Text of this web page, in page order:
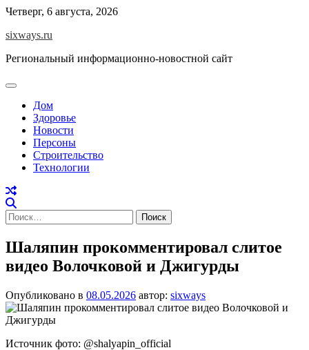
Перейти
содержимому
Четверг, 6 августа, 2026
sixways.ru
Региональный информационно-новостной сайт
Дом
Здоровье
Новости
Персоны
Строительство
Технологии
Найти:
Шаляпин прокомментировал слитое
видео Волочковой и Джигурды
Опубликовано в 08.05.2026 автор: sixways
Источник фото: @shalyapin_official